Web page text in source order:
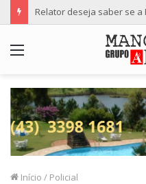
Início / Policial